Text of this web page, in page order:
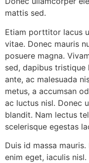
mattis sed.
Etiam porttitor lacus
vitae. Donec mauris
posuere magna.
sed, dapibus
ante, ac malesuada
metus, a accumsan
ac luctus nisl. Donec
blandit. Nam lectus
scelerisque egestas
Duis id massa
enim eget, iaculis